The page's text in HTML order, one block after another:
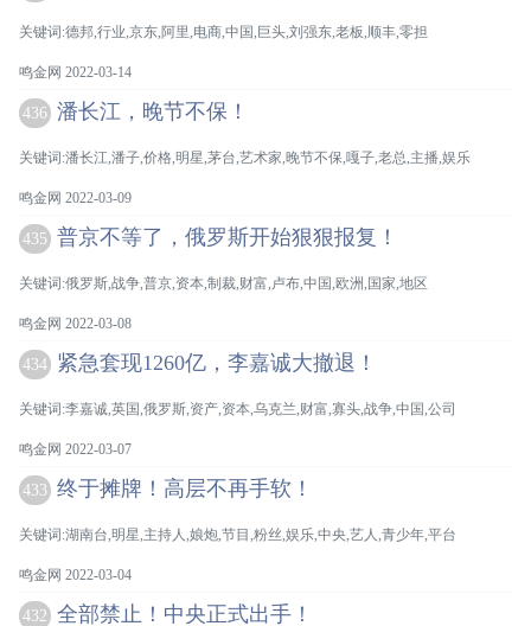
关键词:德邦,行业,京东,阿里,电商,中国,巨头,刘强东,老板,顺丰,零担
鸣金网 2022-03-14
436 潘长江，晚节不保！
关键词:潘长江,潘子,价格,明星,茅台,艺术家,晚节不保,嘎子,老总,主播,娱乐
鸣金网 2022-03-09
435 普京不等了，俄罗斯开始狠狠报复！
关键词:俄罗斯,战争,普京,资本,制裁,财富,卢布,中国,欧洲,国家,地区
鸣金网 2022-03-08
434 紧急套现1260亿，李嘉诚大撤退！
关键词:李嘉诚,英国,俄罗斯,资产,资本,乌克兰,财富,寡头,战争,中国,公司
鸣金网 2022-03-07
433 终于摊牌！高层不再手软！
关键词:湖南台,明星,主持人,娘炮,节目,粉丝,娱乐,中央,艺人,青少年,平台
鸣金网 2022-03-04
432 全部禁止！中央正式出手！